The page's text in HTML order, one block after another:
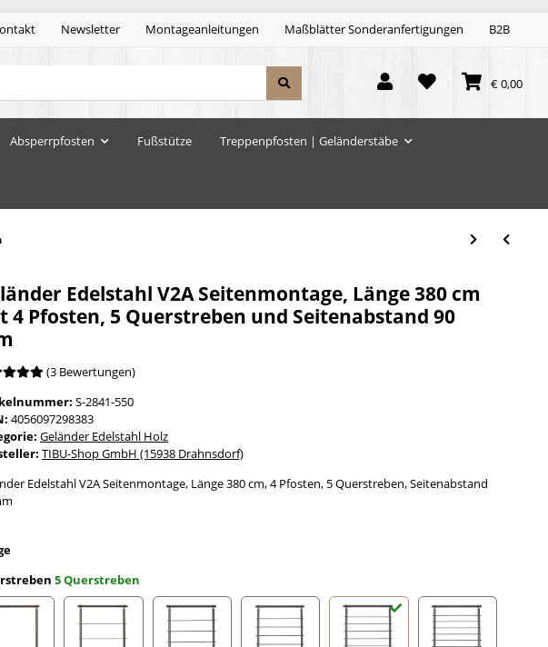
Newsletter Montageanleitungen Maßblätter Sonderanfertigungen B2B
€ 0,00
Absperrpfosten Fußstütze Treppenpfosten | Geländerstäbe
Edelstahl V2A Seitenmontage, Länge 380 cm
4 Pfosten, 5 Querstreben und Seitenabstand 90
(3 Bewertungen)
S-2841-550
4056097298383
Geländer Edelstahl Holz
TIBU-Shop GmbH (15938 Drahnsdorf)
Edelstahl V2A Seitenmontage, Länge 380 cm, 4 Pfosten, 5 Querstreben, Seitenabstand
5 Querstreben